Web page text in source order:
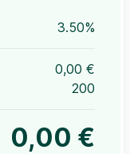
3.50%
0,00 €
200
0,00 €